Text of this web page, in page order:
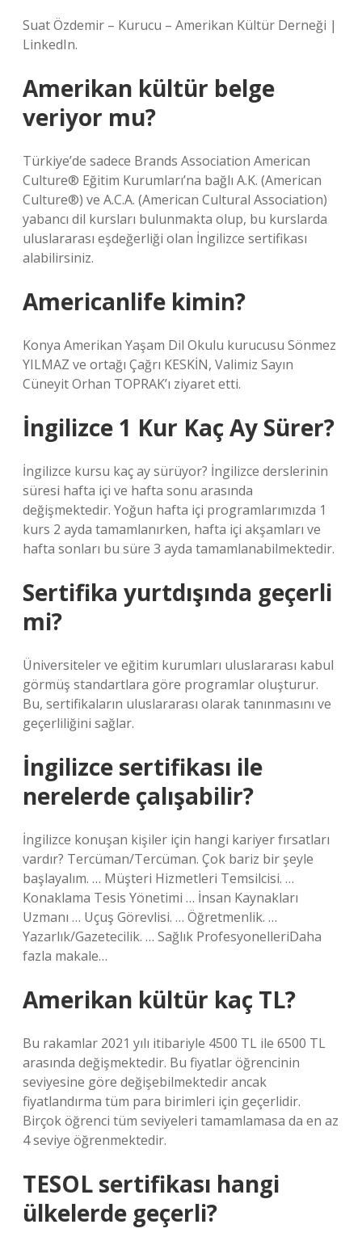
Suat Özdemir – Kurucu – Amerikan Kültür Derneği |
LinkedIn.
Amerikan kültür belge
veriyor mu?
Türkiye’de sadece Brands Association American
Culture® Eğitim Kurumları’na bağlı A.K. (American
Culture®) ve A.C.A. (American Cultural Association)
yabancı dil kursları bulunmakta olup, bu kurslarda
uluslararası eşdeğerliği olan İngilizce sertifikası
alabilirsiniz.
Americanlife kimin?
Konya Amerikan Yaşam Dil Okulu kurucusu Sönmez
YILMAZ ve ortağı Çağrı KESKİN, Valimiz Sayın
Cüneyit Orhan TOPRAK’ı ziyaret etti.
İngilizce 1 Kur Kaç Ay Sürer?
İngilizce kursu kaç ay sürüyor? İngilizce derslerinin
süresi hafta içi ve hafta sonu arasında
değişmektedir. Yoğun hafta içi programlarımızda 1
kurs 2 ayda tamamlanırken, hafta içi akşamları ve
hafta sonları bu süre 3 ayda tamamlanabilmektedir.
Sertifika yurtdışında geçerli
mi?
Üniversiteler ve eğitim kurumları uluslararası kabul
görmüş standartlara göre programlar oluşturur.
Bu, sertifikaların uluslararası olarak tanınmasını ve
geçerliliğini sağlar.
İngilizce sertifikası ile
nerelerde çalışabilir?
İngilizce konuşan kişiler için hangi kariyer fırsatları
vardır? Tercüman/Tercüman. Çok bariz bir şeyle
başlayalım. … Müşteri Hizmetleri Temsilcisi. …
Konaklama Tesis Yönetimi … İnsan Kaynakları
Uzmanı … Uçuş Görevlisi. … Öğretmenlik. …
Yazarlık/Gazetecilik. … Sağlık ProfesyonelleriDaha
fazla makale…
Amerikan kültür kaç TL?
Bu rakamlar 2021 yılı itibariyle 4500 TL ile 6500 TL
arasında değişmektedir. Bu fiyatlar öğrencinin
seviyesine göre değişebilmektedir ancak
fiyatlandırma tüm para birimleri için geçerlidir.
Birçok öğrenci tüm seviyeleri tamamlamasa da en az
4 seviye öğrenmektedir.
TESOL sertifikası hangi
ülkelerde geçerli?